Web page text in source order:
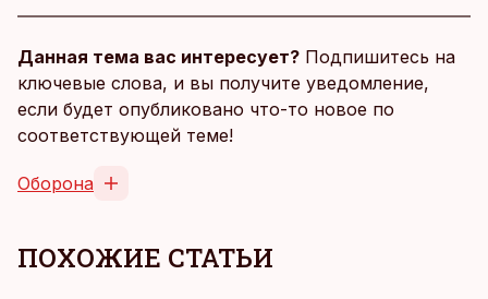
Данная тема вас интересует? Подпишитесь на
ключевые слова, и вы получите уведомление,
если будет опубликовано что-то новое по
соответствующей теме!
Оборона
ПОХОЖИЕ СТАТЬИ